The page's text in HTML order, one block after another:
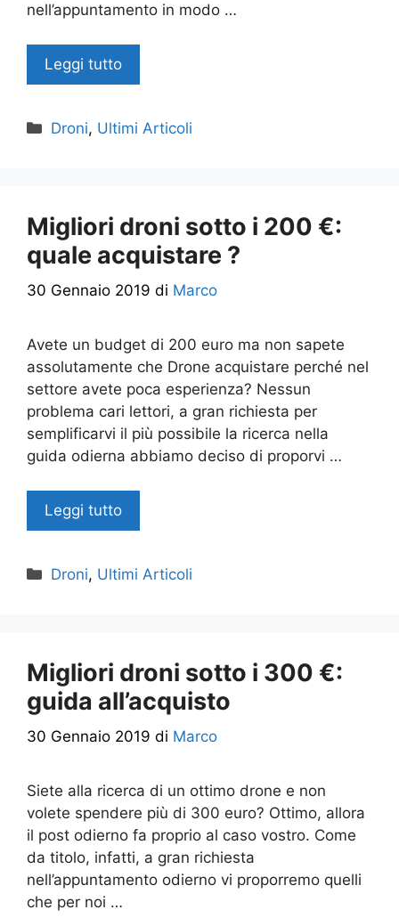
nell’appuntamento in modo …
Leggi tutto
Categorie
Droni, Ultimi Articoli
Migliori droni sotto i 200 €:
quale acquistare ?
30 Gennaio 2019 di Marco
Avete un budget di 200 euro ma non sapete
assolutamente che Drone acquistare perché nel
settore avete poca esperienza? Nessun
problema cari lettori, a gran richiesta per
semplificarvi il più possibile la ricerca nella
guida odierna abbiamo deciso di proporvi …
Leggi tutto
Categorie
Droni, Ultimi Articoli
Migliori droni sotto i 300 €:
guida all’acquisto
30 Gennaio 2019 di Marco
Siete alla ricerca di un ottimo drone e non
volete spendere più di 300 euro? Ottimo, allora
il post odierno fa proprio al caso vostro. Come
da titolo, infatti, a gran richiesta
nell’appuntamento odierno vi proporremo quelli
che per noi …